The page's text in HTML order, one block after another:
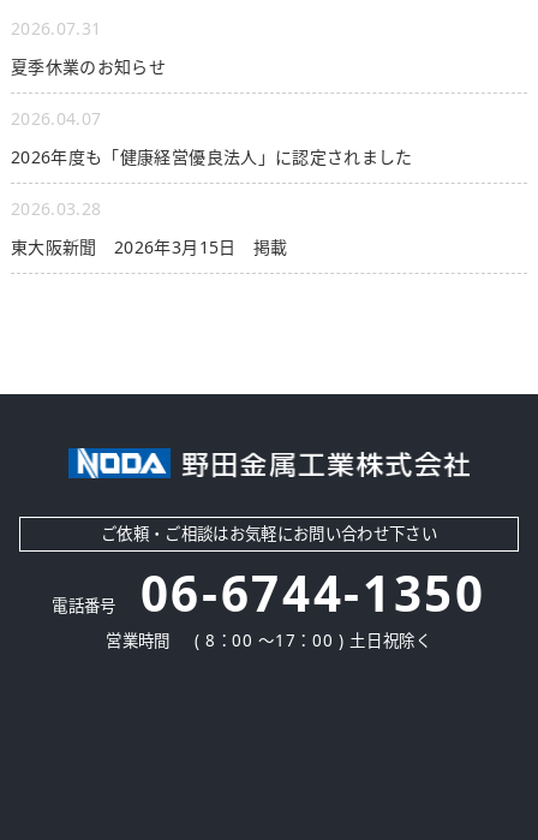
2026.07.31
夏季休業のお知らせ
2026.04.07
2026年度も「健康経営優良法人」に認定されました
2026.03.28
東大阪新聞 2026年3月15日 掲載
ご依頼・ご相談はお気軽にお問い合わせ下さい
電話番号 06-6744-1350
営業時間 ( 8：00 ～17：00 ) 土日祝除く